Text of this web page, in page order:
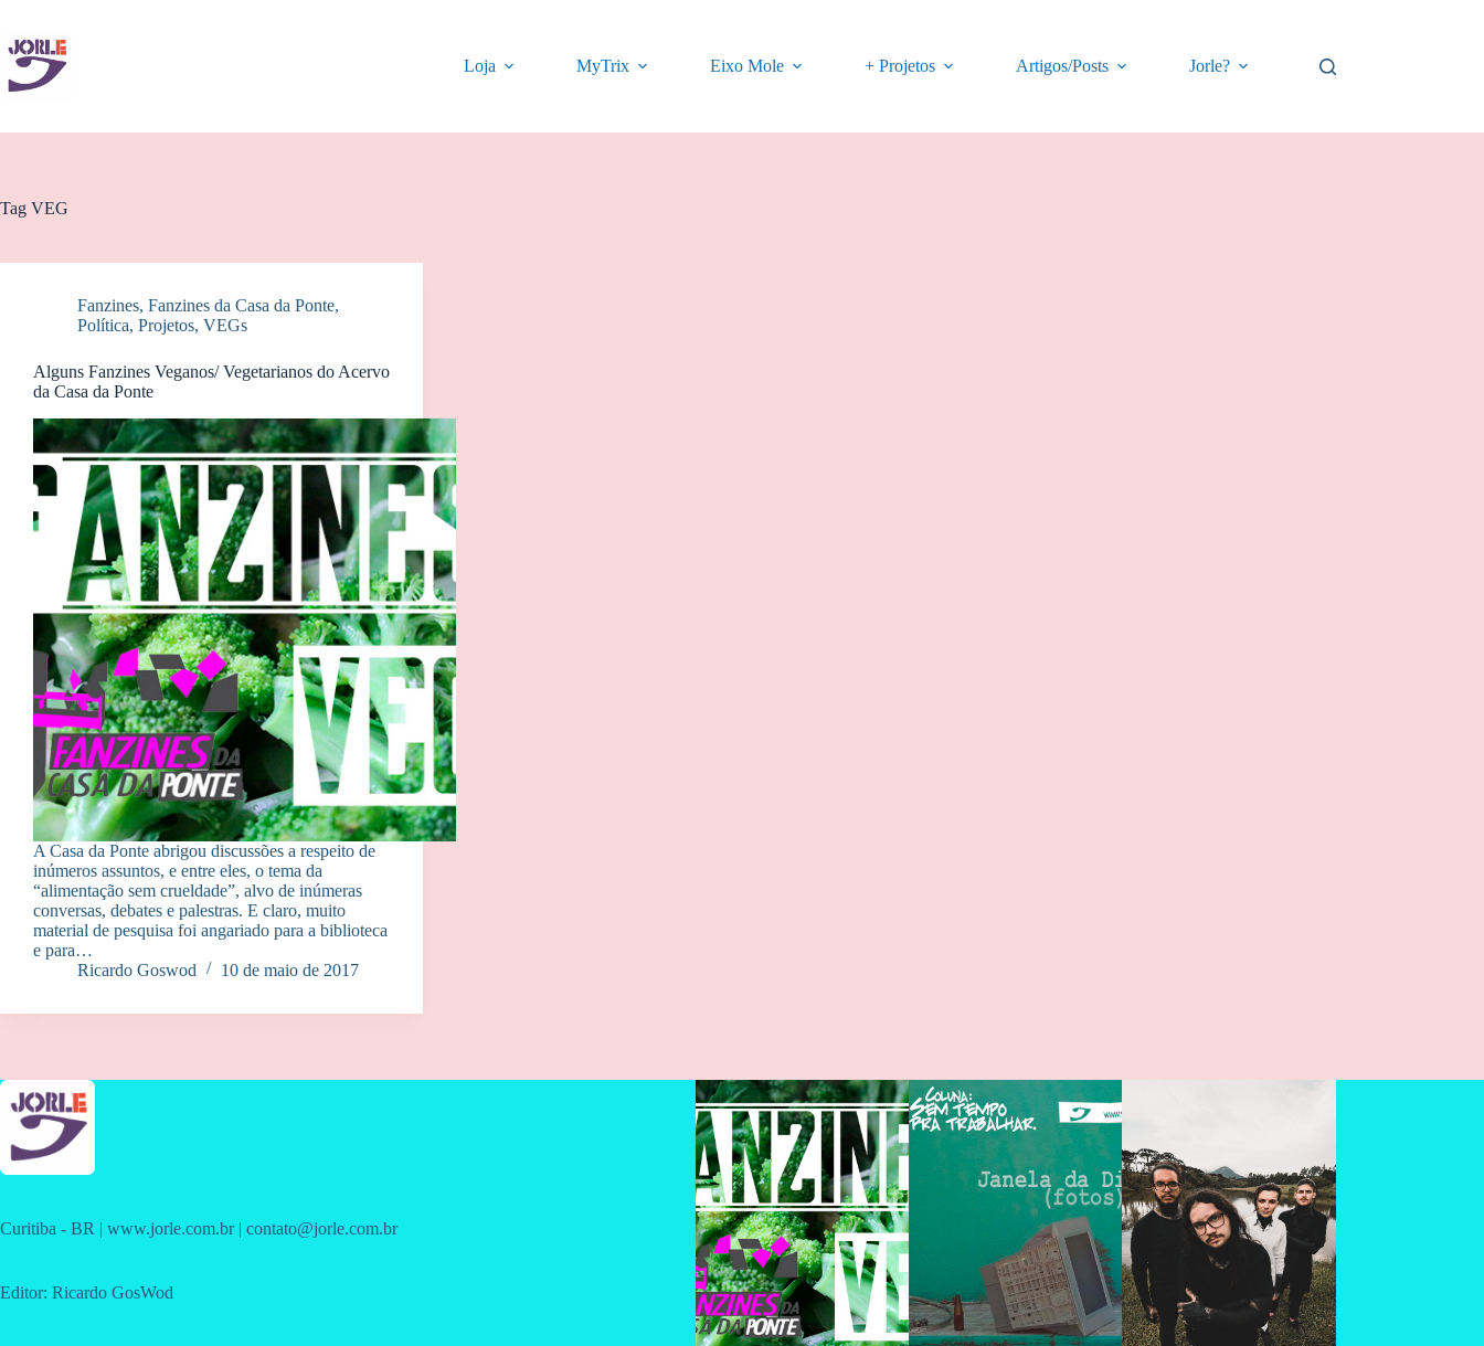
conteúdo
Loja MyTrix Eixo Mole + Projetos Artigos/Posts Jorle?
Tag VEG
Fanzines, Fanzines da Casa da Ponte,
Política, Projetos, VEGs
Alguns Fanzines Veganos/ Vegetarianos do Acervo
da Casa da Ponte
A Casa da Ponte abrigou discussões a respeito de
inúmeros assuntos, e entre eles, o tema da
“alimentação sem crueldade”, alvo de inúmeras
conversas, debates e palestras. E claro, muito
material de pesquisa foi angariado para a biblioteca
e para…
Ricardo Goswod
10 de maio de 2017
Curitiba - BR | www.jorle.com.br | contato@jorle.com.br
Editor: Ricardo GosWod